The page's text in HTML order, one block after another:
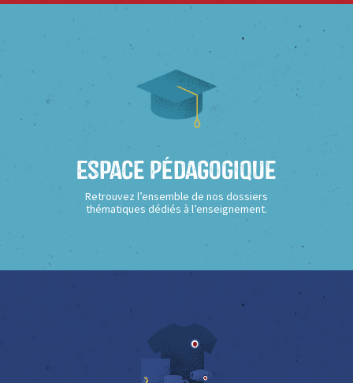
Espace Pédagogique
Retrouvez l’ensemble de nos dossiers
thématiques dédiés à l’enseignement.